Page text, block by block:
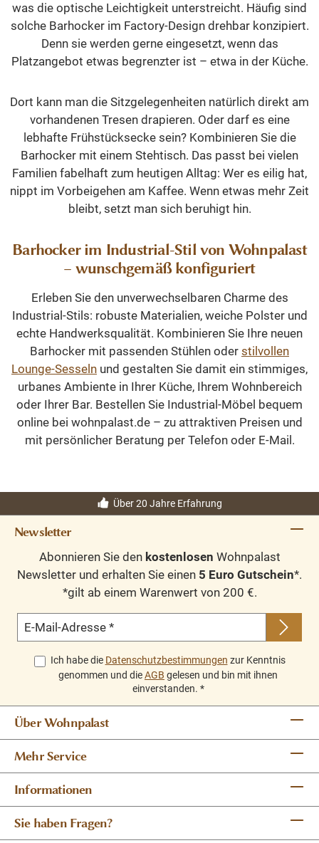
was die optische Leichtigkeit unterstreicht. Häufig sind
solche Barhocker im Factory-Design drehbar konzipiert.
Denn sie werden gerne eingesetzt, wenn das
Platzangebot etwas begrenzter ist – etwa in der Küche.
Dort kann man die Sitzgelegenheiten natürlich direkt am
vorhandenen Tresen drapieren. Oder darf es eine
lebhafte Frühstücksecke sein? Kombinieren Sie die
Barhocker mit einem Stehtisch. Das passt bei vielen
Familien fabelhaft zum heutigen Alltag: Wer es eilig hat,
nippt im Vorbeigehen am Kaffee. Wenn etwas mehr Zeit
bleibt, setzt man sich beruhigt hin.
Barhocker im Industrial-Stil von Wohnpalast
– wunschgemäß konfiguriert
Erleben Sie den unverwechselbaren Charme des
Industrial-Stils: robuste Materialien, weiche Polster und
echte Handwerksqualität. Kombinieren Sie Ihre neuen
Barhocker mit passenden Stühlen oder stilvollen
Lounge-Sesseln und gestalten Sie damit ein stimmiges,
urbanes Ambiente in Ihrer Küche, Ihrem Wohnbereich
oder Ihrer Bar. Bestellen Sie Industrial-Möbel bequem
online bei wohnpalast.de – zu attraktiven Preisen und
mit persönlicher Beratung per Telefon oder E-Mail.
Über 20 Jahre Erfahrung
Newsletter
Abonnieren Sie den kostenlosen Wohnpalast
Newsletter und erhalten Sie einen 5 Euro Gutschein*.
*gilt ab einem Warenwert von 200 €.
E-Mail-Adresse *
Ich habe die Datenschutzbestimmungen zur Kenntnis
genommen und dieAGB gelesen und bin mit ihnen
einverstanden. *
Über Wohnpalast
Mehr Service
Informationen
Sie haben Fragen?